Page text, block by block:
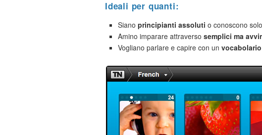
Ideali per quanti:
Siano principianti assoluti o conoscono solo
Amino imparare attraverso semplici ma
Vogliano parlare e capire con un